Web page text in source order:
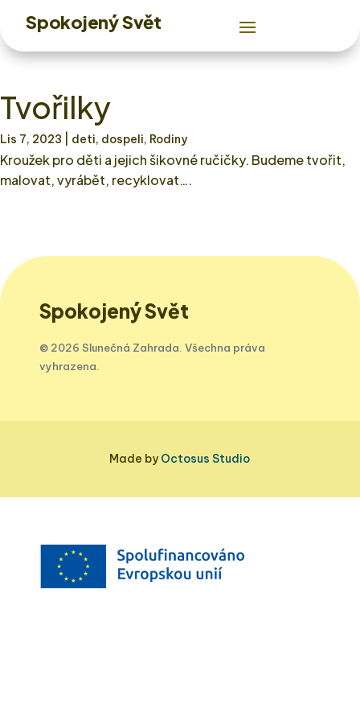
Spokojený Svět
Tvořilky
Lis 7, 2023 | deti, dospeli, Rodiny
Kroužek pro děti a jejich šikovné ručičky. Budeme tvořit,
malovat, vyrábět, recyklovat….
Spokojený Svět
© 2026 Slunečná Zahrada. Všechna práva
vyhrazena.
Made by Octosus Studio